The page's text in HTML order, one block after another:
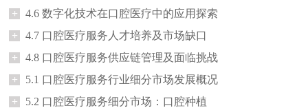
+
4.6 数字化技术在口腔医疗中的应用探索
+
4.7 口腔医疗服务人才培养及市场缺口
+
4.8 口腔医疗服务供应链管理及面临挑战
+
5.1 口腔医疗服务行业细分市场发展概况
+
5.2 口腔医疗服务细分市场：口腔种植